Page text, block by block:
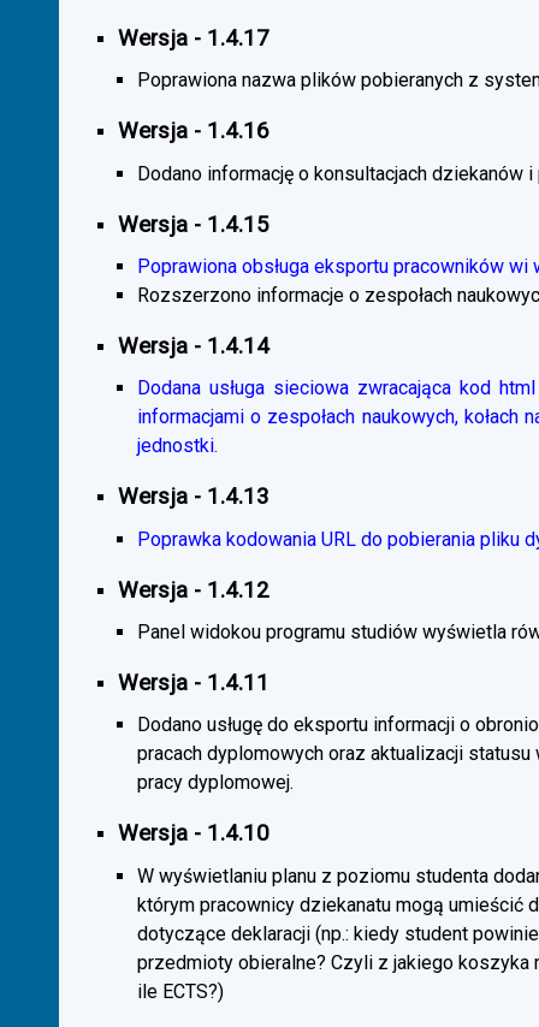
Wersja - 1.4.17
Poprawiona nazwa plików pobieranych z
Wersja - 1.4.16
Dodano informację o konsultacjach dziekanów
Wersja - 1.4.15
Poprawiona obsługa eksportu pracowników wi
Rozszerzono informacje o zespołach
Wersja - 1.4.14
Dodana usługa sieciowa zwracająca kod
informacjami o zespołach naukowych,
jednostki.
Wersja - 1.4.13
Poprawka kodowania URL do pobierania pliku
Wersja - 1.4.12
Panel widokou programu studiów wyświetla
Wersja - 1.4.11
Dodano usługę do eksportu informacji o
pracach dyplomowych oraz aktualizacji
pracy dyplomowej.
Wersja - 1.4.10
W wyświetlaniu planu z poziomu studenta
którym pracownicy dziekanatu mogą umieścić
dotyczące deklaracji (np.: kiedy student
przedmioty obieralne? Czyli z jakiego koszyka
ile ECTS?)